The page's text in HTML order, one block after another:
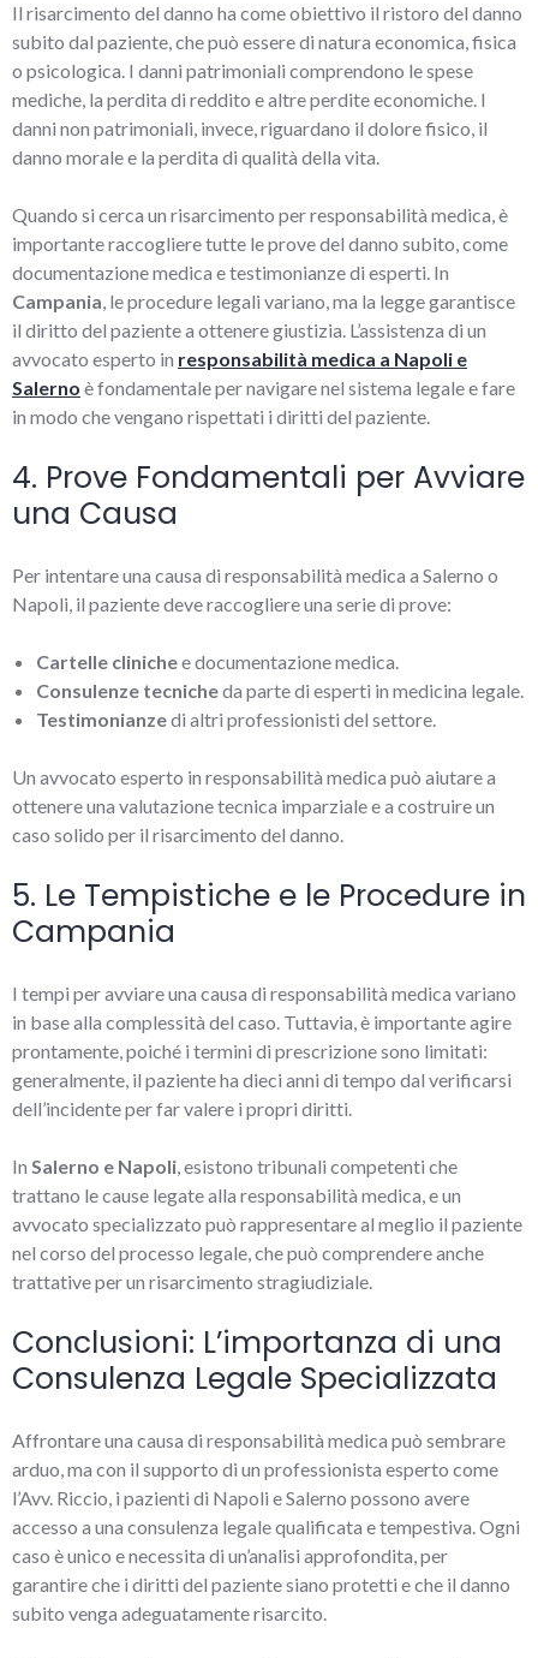
Il risarcimento del danno ha come obiettivo il ristoro del danno
subito dal paziente, che può essere di natura economica, fisica
o psicologica. I danni patrimoniali comprendono le spese
mediche, la perdita di reddito e altre perdite economiche. I
danni non patrimoniali, invece, riguardano il dolore fisico, il
danno morale e la perdita di qualità della vita.
Quando si cerca un risarcimento per responsabilità medica, è
importante raccogliere tutte le prove del danno subito, come
documentazione medica e testimonianze di esperti. In
Campania, le procedure legali variano, ma la legge garantisce
il diritto del paziente a ottenere giustizia. L’assistenza di un
avvocato esperto in responsabilità medica a Napoli e
Salerno è fondamentale per navigare nel sistema legale e fare
in modo che vengano rispettati i diritti del paziente.
4. Prove Fondamentali per Avviare
una Causa
Per intentare una causa di responsabilità medica a Salerno o
Napoli, il paziente deve raccogliere una serie di prove:
Cartelle clinichee documentazione medica.
Consulenze tecnicheda parte di esperti in medicina legale.
Testimonianzedi altri professionisti del settore.
Un avvocato esperto in responsabilità medica può aiutare a
ottenere una valutazione tecnica imparziale e a costruire un
caso solido per il risarcimento del danno.
5. Le Tempistiche e le Procedure in
Campania
I tempi per avviare una causa di responsabilità medica variano
in base alla complessità del caso. Tuttavia, è importante agire
prontamente, poiché i termini di prescrizione sono limitati:
generalmente, il paziente ha dieci anni di tempo dal verificarsi
dell’incidente per far valere i propri diritti.
In Salerno e Napoli, esistono tribunali competenti che
trattano le cause legate alla responsabilità medica, e un
avvocato specializzato può rappresentare al meglio il paziente
nel corso del processo legale, che può comprendere anche
trattative per un risarcimento stragiudiziale.
Conclusioni: L’importanza di una
Consulenza Legale Specializzata
Affrontare una causa di responsabilità medica può sembrare
arduo, ma con il supporto di un professionista esperto come
l’Avv. Riccio, i pazienti di Napoli e Salerno possono avere
accesso a una consulenza legale qualificata e tempestiva. Ogni
caso è unico e necessita di un’analisi approfondita, per
garantire che i diritti del paziente siano protetti e che il danno
subito venga adeguatamente risarcito.